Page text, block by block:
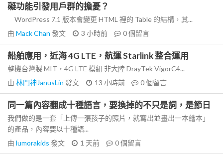
礙功能引發用戶群的擔憂？
WordPress 7.1 版本會變更 HTML 裡的 Table 的結構，其...
由 Mack Chan 發文 3 小時前 0個留言
船舶應用，近海 4G LTE，航運 Starlink 整合運用
整機台灣製 MIT，4G LTE 模組 非大陸 DrayTek VigorC4...
由 林門神JanusLin 發文 13 小時前 0個留言
同一篇內容翻成十種語言，要換掉的不只是詞，是節日
我們做的是一套「上傳一張孩子的照片，就寫出並畫出一本繪本」
的產品，內容要以十種語...
由 lumorakids 發文 1 天前 0個留言